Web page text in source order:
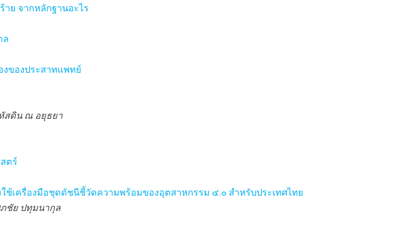
าย จากหลักฐานอะไร
ล
ของประสาทแพทย์
สดิน ณ อยุธยา
ตร์
ช้เครื่องมือชุดดัชนีชี้วัดความพร้อมของอุตสาหกรรม ๔.๐ สำหรับประเทศไทย
ชัย ปทุมนากุล